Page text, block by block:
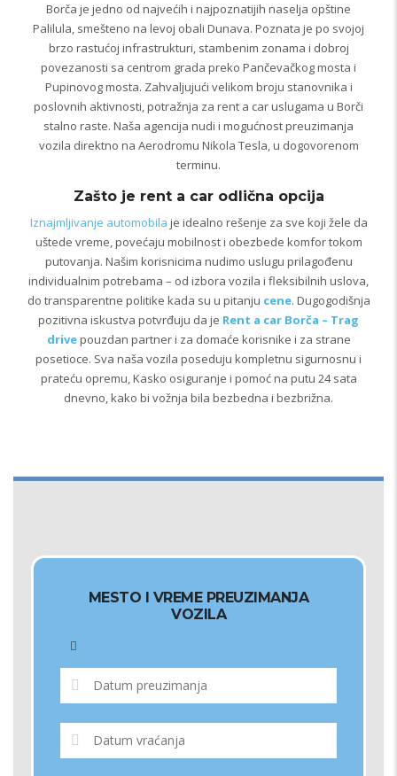
Borča je jedno od najvećih i najpoznatijih naselja opštine
Palilula, smešteno na levoj obali Dunava. Poznata je po svojoj
brzo rastućoj infrastrukturi, stambenim zonama i dobroj
povezanosti sa centrom grada preko Pančevačkog mosta i
Pupinovog mosta. Zahvaljujući velikom broju stanovnika i
poslovnih aktivnosti, potražnja za rent a car uslugama u Borči
stalno raste. Naša agencija nudi i mogućnost preuzimanja
vozila direktno na Aerodromu Nikola Tesla, u dogovorenom
terminu.
Zašto je rent a car odlična opcija
Iznajmljivanje automobila je idealno rešenje za sve koji žele da
uštede vreme, povećaju mobilnost i obezbede komfor tokom
putovanja. Našim korisnicima nudimo uslugu prilagođenu
individualnim potrebama – od izbora vozila i fleksibilnih uslova,
do transparentne politike kada su u pitanju cene. Dugogodišnja
pozitivna iskustva potvrđuju da je Rent a car Borča – Trag
drivepouzdan partner i za domaće korisnike i za strane
posetioce. Sva naša vozila poseduju kompletnu sigurnosnu i
prateću opremu, Kasko osiguranje i pomoć na putu 24 sata
dnevno, kako bi vožnja bila bezbedna i bezbrižna.
MESTO I VREME PREUZIMANJA
VOZILA